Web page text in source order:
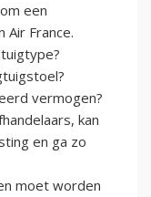
een
Air France.
vermogen?
kan
en ga zo
moet worden